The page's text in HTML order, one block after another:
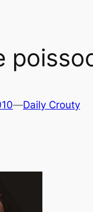
—Daily Crouty